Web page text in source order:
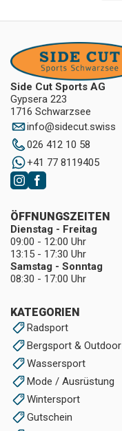
Side Cut Sports AG
Gypsera 223
1716 Schwarzsee
info@sidecut.swiss
026 412 10 58
+41 77 8119405
KATEGORIEN
Radsport
Bergsport & Outdoor
Wassersport
Mode / Ausrüstung
Wintersport
Gutschein
ÖFFNUNGSZEITEN
Dienstag - Freitag
09:00 - 12:00 Uhr
13:15 - 17:30 Uhr
Samstag - Sonntag
08:30 - 17:00 Uhr